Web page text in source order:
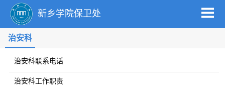
新乡学院保卫处
治安科
治安科联系电话
治安科工作职责